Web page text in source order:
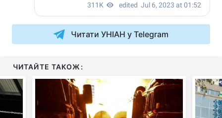
Читати УНІАН у Telegram
ЧИТАЙТЕ ТАКОЖ: